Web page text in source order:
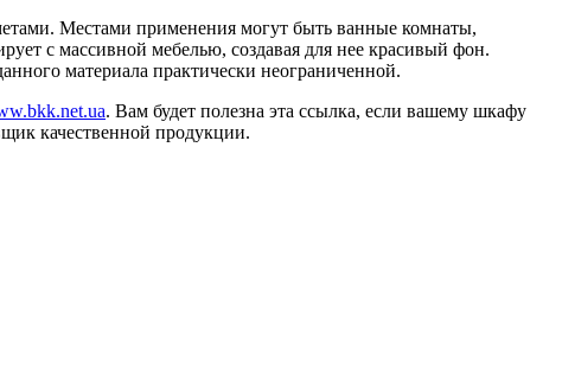
Местами применения могут быть ванные комнаты,
с массивной мебелью, создавая для нее красивый фон.
материала практически неограниченной.
. Вам будет полезна эта ссылка, если вашему шкафу
качественной продукции.